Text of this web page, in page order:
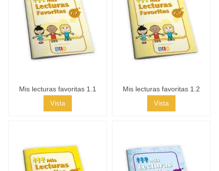
Mis lecturas favoritas 1.1
Vista
Mis lecturas favoritas 1.2
Vista